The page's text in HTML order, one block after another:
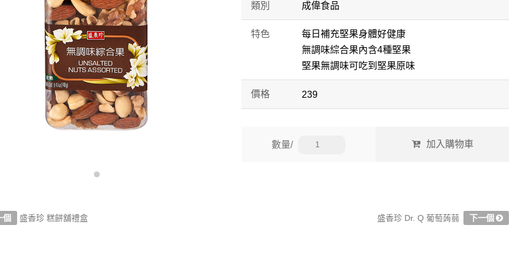
類別 成偉食品
特色
每日補充堅果身體好健康
無調味綜合果內含4種堅果
堅果無調味可吃到堅果原味
價格 239
數量/
個 盛香珍 糕餅舖禮盒 盛香珍 Dr. Q 葡萄蒟蒻 下一個